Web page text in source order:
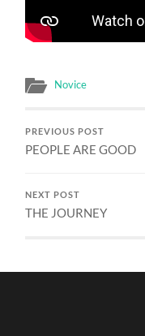
Novice
PREVIOUS POST
PEOPLE ARE GOOD
NEXT POST
THE JOURNEY